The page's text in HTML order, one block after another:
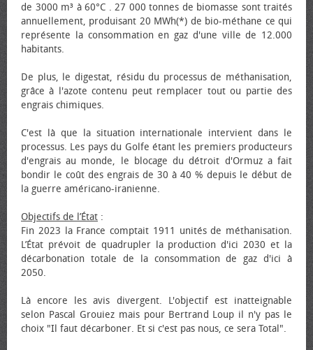
de 3000 m³ à 60°C . 27 000 tonnes de biomasse sont traités
annuellement, produisant 20 MWh(*) de bio-méthane ce qui
représente la consommation en gaz d'une ville de 12.000
habitants.
De plus, le digestat, résidu du processus de méthanisation,
grâce à l'azote contenu peut remplacer tout ou partie des
engrais chimiques.
C'est là que la situation internationale intervient dans le
processus. Les pays du Golfe étant les premiers producteurs
d'engrais au monde, le blocage du détroit d'Ormuz a fait
bondir le coût des engrais de 30 à 40 % depuis le début de
la guerre américano-iranienne.
Objectifs de l’État :
Fin 2023 la France comptait 1911 unités de méthanisation.
L’État prévoit de quadrupler la production d'ici 2030 et la
décarbonation totale de la consommation de gaz d'ici à
2050.
Là encore les avis divergent. L'objectif est inatteignable
selon Pascal Grouiez mais pour Bertrand Loup il n'y pas le
choix "Il faut décarboner. Et si c'est pas nous, ce sera Total".